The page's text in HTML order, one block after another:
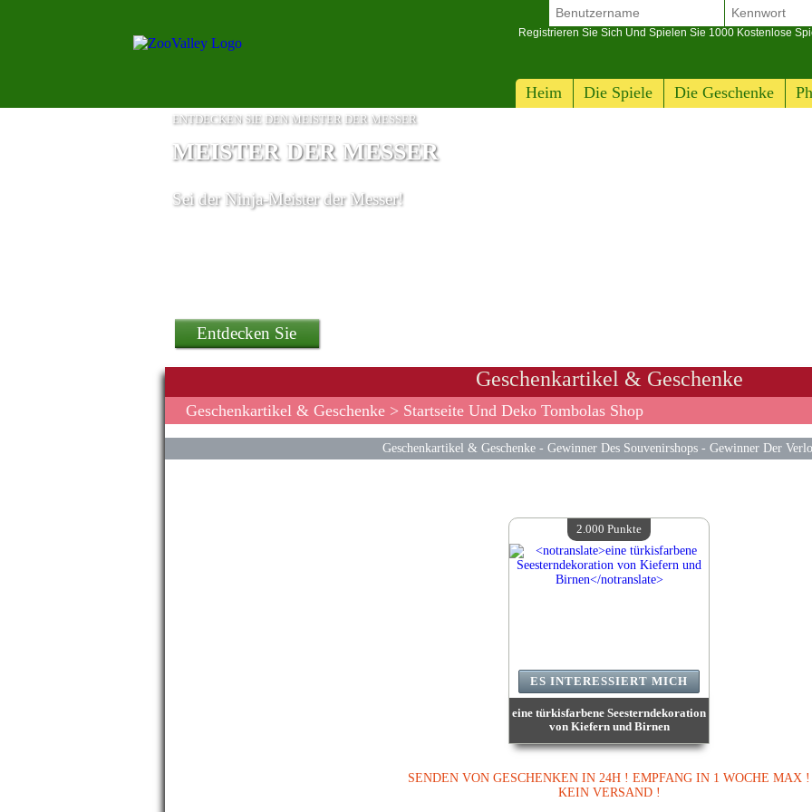
Heim Die Spiele Die Geschenke
Registrieren Sie Sich Und Spielen Sie 1000 Kostenlose
ENTDECKEN SIE DEN MEISTER DER MESSER
MEISTER DER MESSER
Sei der Ninja-Meister der Messer!
Entdecken Sie
ein Smartphone Oneplus 11 5G
Geschenkartikel & Geschenke
Geschenkartikel & Geschenke > Startseite Und Deko Tombolas Shop
Geschenkartikel & Geschenke- Gewinner Des Souvenirshops- Gewinner Der
eine türkisfarbene Seesterndekoration
von Kiefern und Birnen
Wert:2 000 Punkte
Enddatum:09/08/2026 23:59:59
ES INTERESSIERT MICH
2.000 Punkte
SENDEN VON GESCHENKEN IN 24H ! EMPFANG IN 1 WOCHE MAX !
KEIN VERSAND !